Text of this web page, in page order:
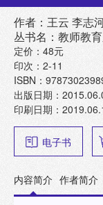
作者：王云 李志
丛书名：教师教
定价：48元
印次：2-11
ISBN：
出版日期：
印刷日期：
电子书
内容简介 作者简介